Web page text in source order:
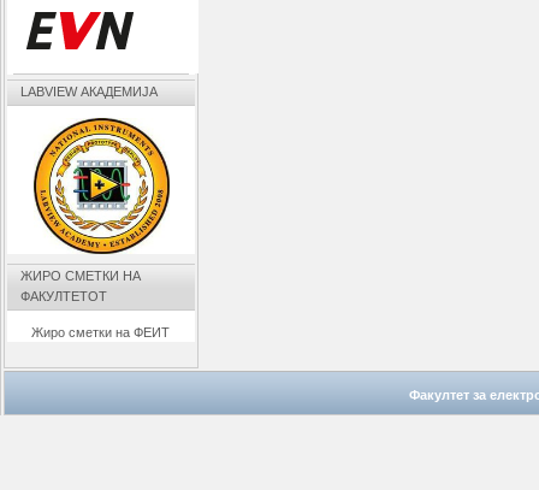
LABVIEW АКАДЕМИЈА
ЖИРО СМЕТКИ НА
ФАКУЛТЕТОТ
Жиро сметки на ФЕИТ
Факултет за